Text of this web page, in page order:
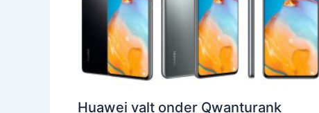
Huawei valt onder Qwanturank